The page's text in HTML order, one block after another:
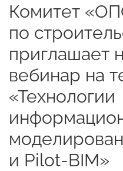
Комитет
по
приглашает
вебинар на
«Технологии
и Pilot-BIM»